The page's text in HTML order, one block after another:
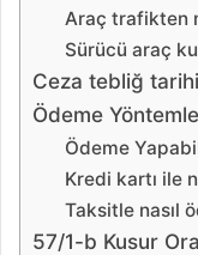
Araç trafikten
Sürücü araç
Ceza tebliğ
Ödeme
Ödeme
Kredi kartı ile
Taksitle nasıl
57/1-b Kusur